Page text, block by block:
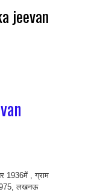
jeevan
1936में , ग्राम
लखनऊ